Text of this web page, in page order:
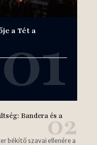
a Tét a
Bandera és a
békítő szavai ellenére a